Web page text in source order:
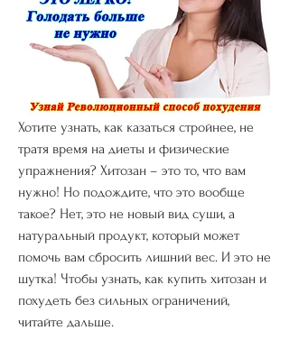
Хотите узнать, как казаться стройнее, не
тратя время на диеты и физические
упражнения? Хитозан – это то, что вам
нужно! Но подождите, что это вообще
такое? Нет, это не новый вид суши, а
натуральный продукт, который может
помочь вам сбросить лишний вес. И это не
шутка! Чтобы узнать, как купить хитозан и
похудеть без сильных ограничений,
читайте дальше.